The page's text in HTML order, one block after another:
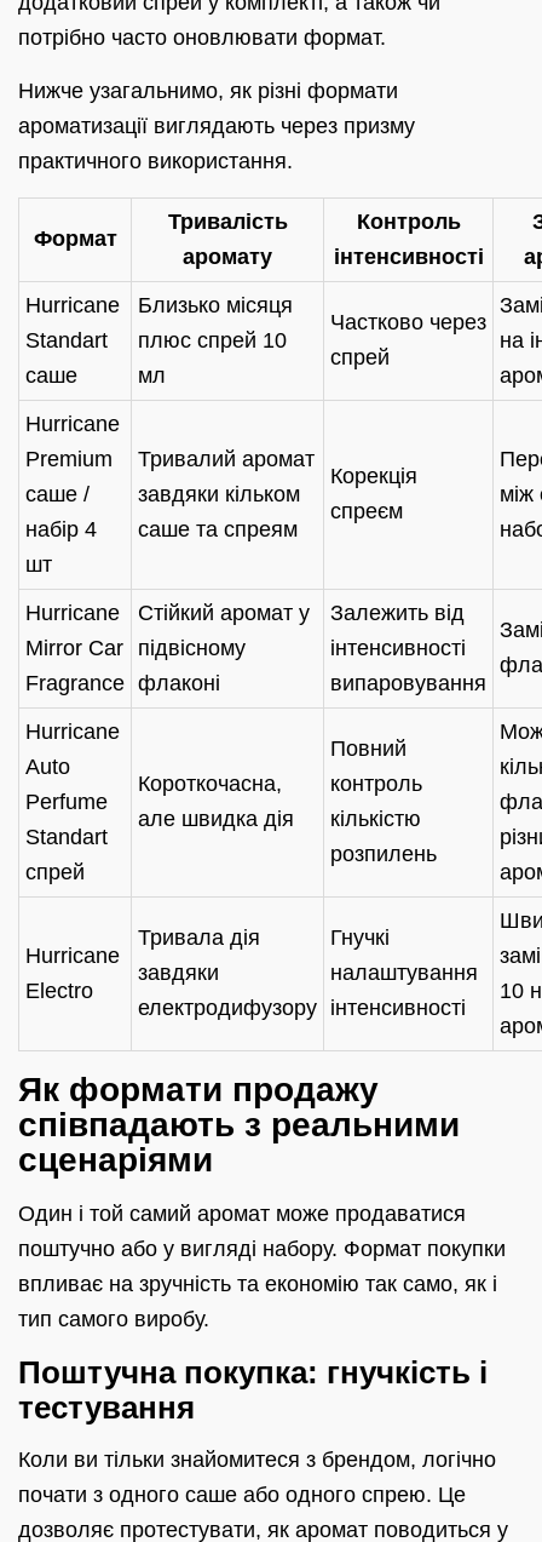
потрібно часто оновлювати формат.
Нижче узагальнимо, як різні формати
ароматизації виглядають через призму
практичного використання.
Формат
Тривалість
аромату
Контроль
інтенсивності
Hurricane
Standart
саше
Близько місяця
плюс спрей 10
мл
Частково через
спрей
на
Hurricane
Premium
саше /
набір 4
шт
Тривалий аромат
завдяки кільком
саше та спреям
Корекція
спреєм
між
Hurricane
Mirror Car
Fragrance
Стійкий аромат у
підвісному
флаконі
Залежить від
інтенсивності
випаровування
Hurricane
Auto
Perfume
Standart
спрей
Короткочасна,
але швидка дія
Повний
контроль
кількістю
розпилень
Hurricane
Electro
Тривала дія
завдяки
електродифузору
Гнучкі
налаштування
інтенсивності
10
Як формати продажу
співпадають з реальними
сценаріями
Один і той самий аромат може продаватися
поштучно або у вигляді набору. Формат покупки
впливає на зручність та економію так само, як і
тип самого виробу.
Поштучна покупка: гнучкість і
тестування
Коли ви тільки знайомитеся з брендом, логічно
почати з одного саше або одного спрею. Це
дозволяє протестувати, як аромат поводиться у